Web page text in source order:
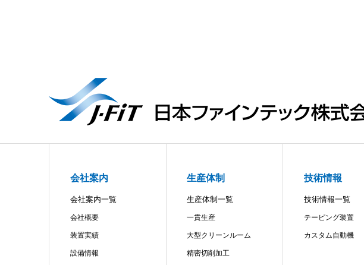
会社案内
会社案内一覧
会社概要
装置実績
設備情報
生産体制
生産体制一覧
一貫生産
大型クリーンルーム
精密切削加工
技術情報
技術情報一覧
テーピング装置
カスタム自動機